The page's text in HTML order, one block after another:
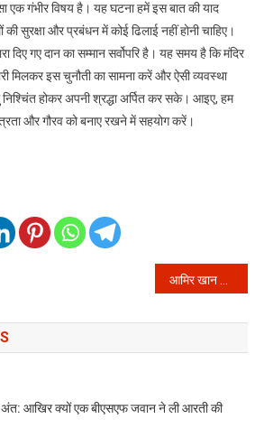
गंभीर विषय है। यह घटना हमें इस बात की याद
की सुरक्षा और प्रबंधन में कोई ढिलाई नहीं होनी चाहिए।
दिए गए दान का सम्मान सर्वोपरि है। यह समय है कि मंदिर
मिलकर इस चुनौती का सामना करें और ऐसी व्यवस्था
निश्चिंत होकर अपनी श्रद्धा अर्पित कर सके। आइए, हम
और गौरव को बनाए रखने में सहयोग करें।
अंत: आखिर क्यों एक बीएसएफ जवान ने ली आरती की